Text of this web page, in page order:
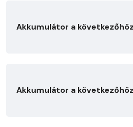
Akkumulátor a
Akkumulátor a